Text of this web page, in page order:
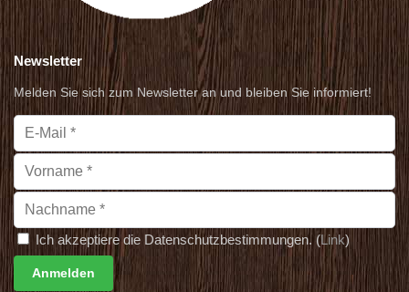
Newsletter
Melden Sie sich zum Newsletter an und bleiben Sie informiert!
Ich akzeptiere die Datenschutzbestimmungen. (Link)